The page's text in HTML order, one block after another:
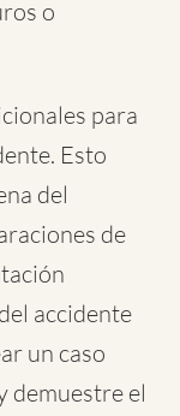
o
para
Esto
del
de
accidente
un caso
demuestre el